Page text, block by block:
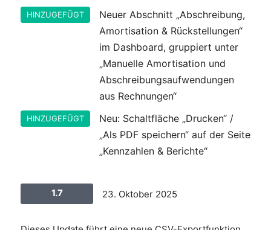
HINZUGEFÜGT
Neuer Abschnitt „Abschreibung,
Amortisation & Rückstellungen“
im Dashboard, gruppiert unter
„Manuelle Amortisation und
Abschreibungsaufwendungen
aus Rechnungen“
HINZUGEFÜGT
Neu: Schaltfläche „Drucken“ /
„Als PDF speichern“ auf der Seite
„Kennzahlen & Berichte“
1.7 23. Oktober 2025